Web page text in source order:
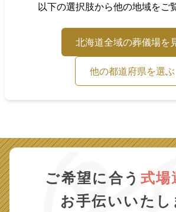
以下の選択肢から他の地域をご
北海道全域の葬儀場を
他の都道府県を選ぶ
ご希望に合う 式場
お手伝いいたし